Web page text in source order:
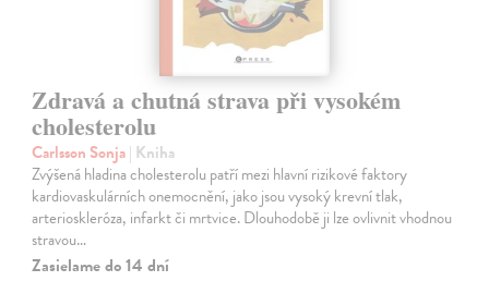
Zdravá a chutná strava při vysokém
cholesterolu
Carlsson Sonja| Kniha
Zvýšená hladina cholesterolu patří mezi hlavní rizikové faktory
kardiovaskulárních onemocnění, jako jsou vysoký krevní tlak,
arterioskleróza, infarkt či mrtvice. Dlouhodobě ji lze ovlivnit vhodnou
stravou…
Zasielame do 14 dní